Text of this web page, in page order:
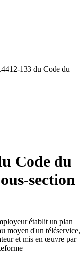
133 du Code du
Code du
section
établit un plan
moyen d'un téléservice,
et mis en œuvre par